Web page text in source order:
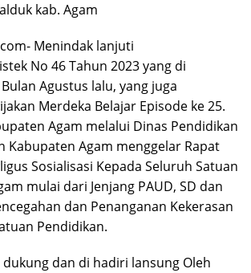
kab. Agam
Menindak lanjuti
No 46 Tahun 2023 yang di
Agustus lalu, yang juga
Merdeka Belajar Episode ke 25.
Agam melalui Dinas Pendidikan
Kabupaten Agam menggelar Rapat
Sosialisasi Kepada Seluruh Satuan
mulai dari Jenjang PAUD, SD dan
dan Penanganan Kekerasan
Pendidikan.
dan di hadiri lansung Oleh